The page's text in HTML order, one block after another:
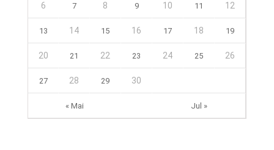
« Mai Jul »
6 7 8 9 10 11 12
13 14 15 16 17 18 19
20 21 22 23 24 25 26
27 28 29 30